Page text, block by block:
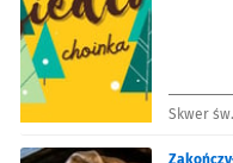
Skwer